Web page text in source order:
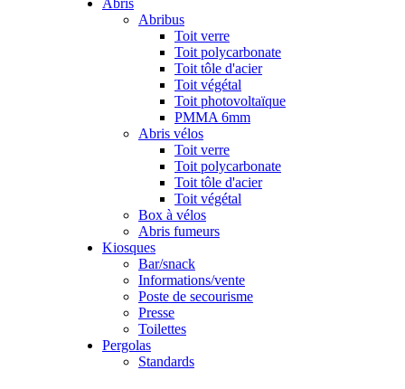
Abris
Abribus
Toit verre
Toit polycarbonate
Toit tôle d'acier
Toit végétal
Toit photovoltaïque
PMMA 6mm
Abris vélos
Toit verre
Toit polycarbonate
Toit tôle d'acier
Toit végétal
Box à vélos
Abris fumeurs
Kiosques
Bar/snack
Informations/vente
Poste de secourisme
Presse
Toilettes
Pergolas
Standards